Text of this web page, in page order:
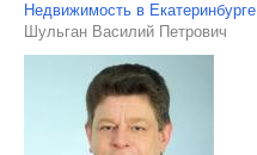
Недвижимость в Екатеринбурге
Шульган Василий Петрович